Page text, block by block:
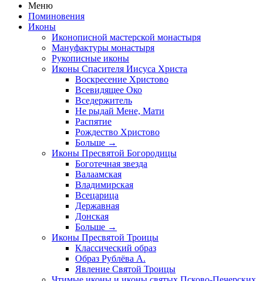
Меню
Поминовения
Иконы
Иконописной мастерской монастыря
Мануфактуры монастыря
Рукописные иконы
Иконы Спасителя Иисуса Христа
Воскресение Христово
Всевидящее Око
Вседержитель
Не рыдай Мене, Мати
Распятие
Рождество Христово
Больше →
Иконы Пресвятой Богородицы
Боготечная звезда
Валаамская
Владимирская
Всецарица
Державная
Донская
Больше →
Иконы Пресвятой Троицы
Классический образ
Образ Рублёва А.
Явление Святой Троицы